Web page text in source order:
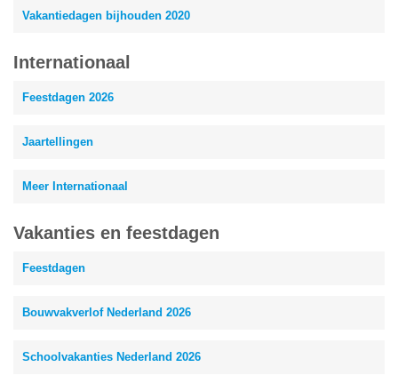
Vakantiedagen bijhouden 2020
Internationaal
Feestdagen 2026
Jaartellingen
Meer Internationaal
Vakanties en feestdagen
Feestdagen
Bouwvakverlof Nederland 2026
Schoolvakanties Nederland 2026